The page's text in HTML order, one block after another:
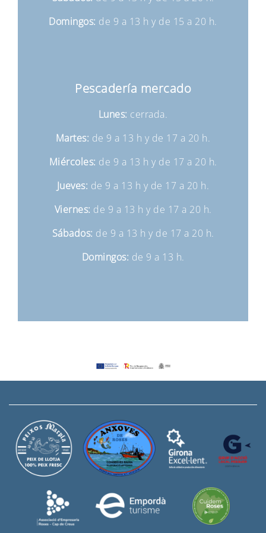
Domingos: de 9 a 13 h y de 15 a 20 h.
Pescadería mercado
Lunes: cerrada.
Martes: de 9 a 13 h y de 17 a 20 h.
Miércoles: de 9 a 13 h y de 17 a 20 h.
Jueves: de 9 a 13 h y de 17 a 20 h.
Viernes: de 9 a 13 h y de 17 a 20 h.
Sábados: de 9 a 13 h y de 17 a 20 h.
Domingos: de 9 a 13 h.